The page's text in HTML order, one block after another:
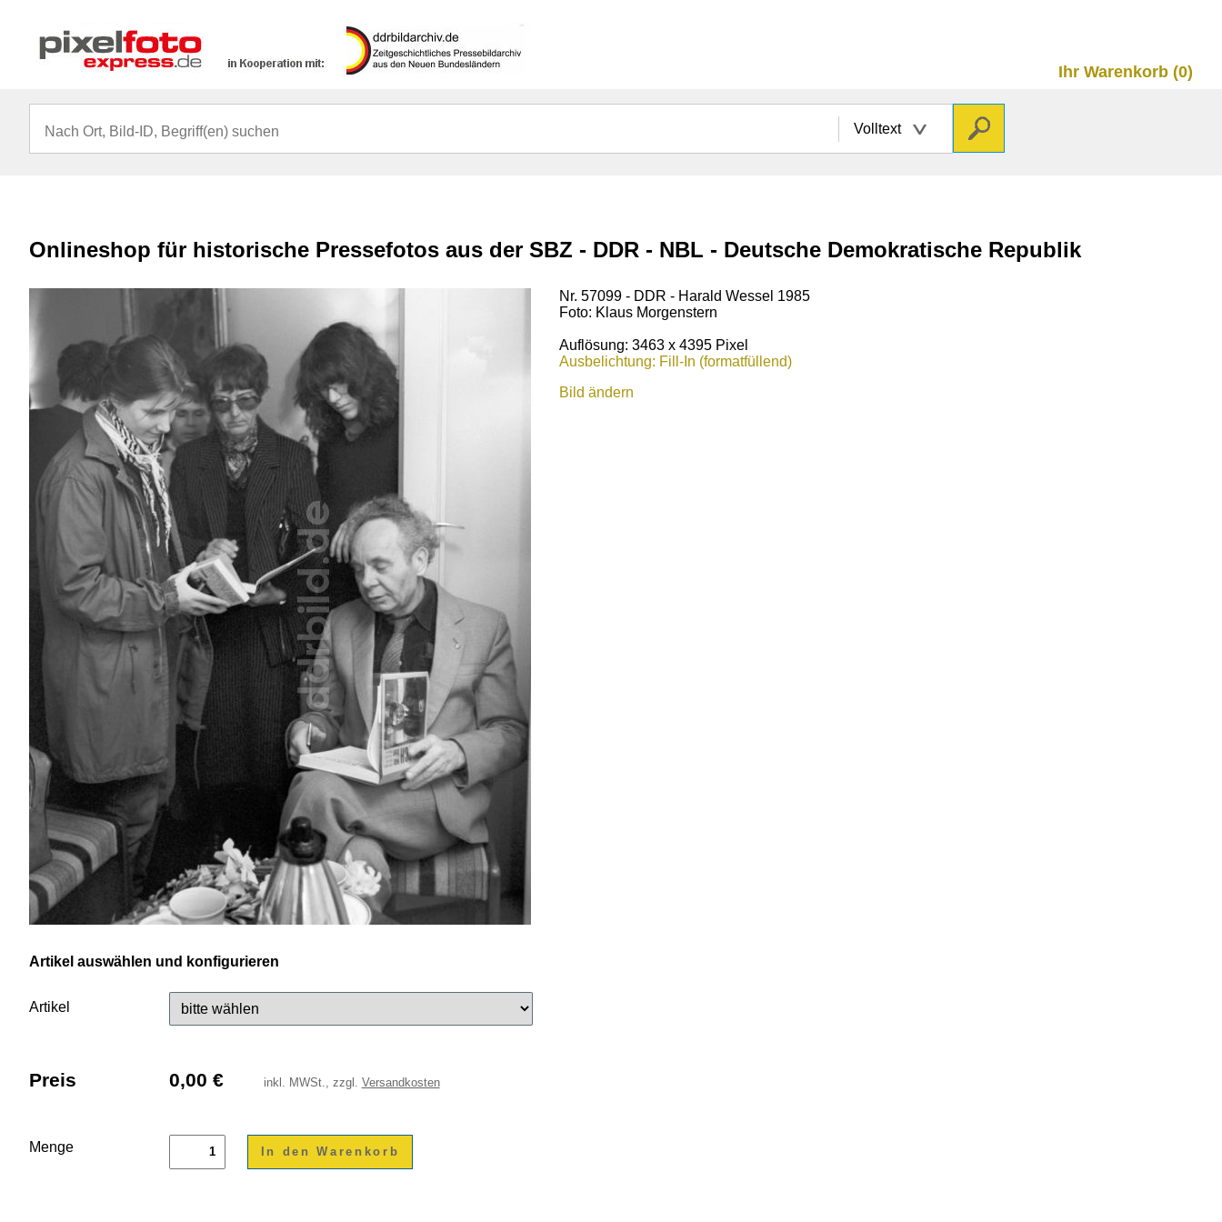
Ihr Warenkorb (0)
Volltext
Onlineshop für historische Pressefotos aus der SBZ - DDR - NBL - Deutsche Demokratische Republik
Nr. 57099 - DDR - Harald Wessel 1985
Foto: Klaus Morgenstern
Auflösung: 3463 x 4395 Pixel
Ausbelichtung: Fill-In (formatfüllend)
Bild ändern
Artikel auswählen und konfigurieren
Artikel
Preis 0,00 € inkl. MWSt., zzgl. Versandkosten
Menge